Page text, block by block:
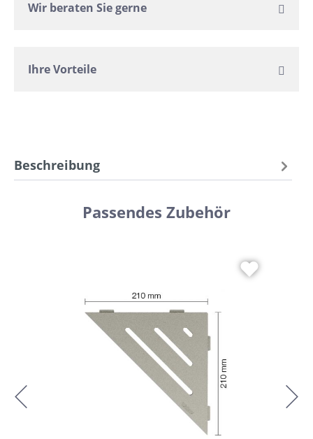
Wir beraten Sie gerne
Ihre Vorteile
Beschreibung
Passendes Zubehör